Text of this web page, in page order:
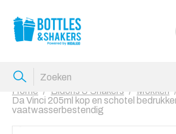
Home Bidons & Shakers
Mokken
Da Vinci 205ml kop en schotel
vaatwasserbestendig